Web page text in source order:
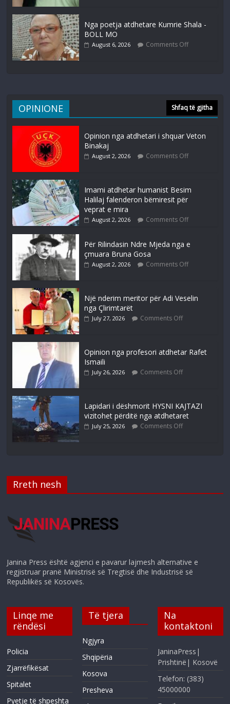
Nga poetja atdhetare Kumrie Shala -
BOLL MO
August 6, 2026 Comments Off
OPINIONE Shfaq të gjitha
Opinion nga atdhetari i shquar Veton
Binakaj
August 2, 2026 Comments Off
Imami atdhetar humanist Besim
Halilaj falenderon bëmiresit për
veprat e mira
August 2, 2026 Comments Off
Për Rilindasin Ndre Mjeda nga e
çmuara Bruna Gosa
August 2, 2026 Comments Off
Një nderim meritor për Adi Veselin
nga Çlirimtarët
July 27, 2026 Comments Off
Opinion nga profesori atdhetar Rafet
Ismaili
July 26, 2026 Comments Off
Lapidari i dëshmorit HYSNI KAJTAZI
vizitohet përditë nga atdhetaret
July 25, 2026 Comments Off
Rreth nesh
Janina Press është agjenci e pavarur lajmesh alternative e
regjistruar pranë Ministrisë së Tregtisë dhe Industrisë së
Republikës së Kosovës.
Linqe me
rëndësi
Policia
Zjarrëfikësat
Spitalet
Pyetje të shpeshta
Të tjera
Ngjyra
Shqipëria
Kosova
Presheva
Na
kontaktoni
JaninaPress|
Prishtinë| Kosovë
Telefon: (383)
45000000